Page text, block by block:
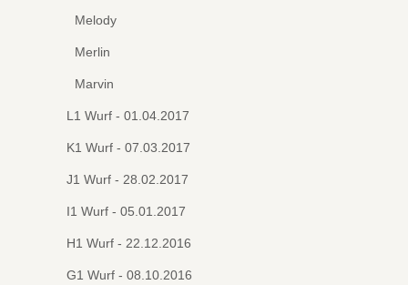
Melody
Merlin
Marvin
L1 Wurf - 01.04.2017
K1 Wurf - 07.03.2017
J1 Wurf - 28.02.2017
I1 Wurf - 05.01.2017
H1 Wurf - 22.12.2016
G1 Wurf - 08.10.2016